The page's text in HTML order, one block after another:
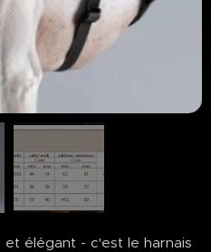
élégant - c'est le harnais